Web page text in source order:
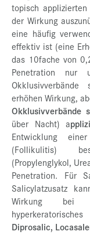
topisch
der Wirkung
eine häufig
effektiv ist (eine
das 10fache von
Penetration
erhöhen Wirkung,
Okklusivverbände
über Nacht) a
Entwicklung
(Follikulitis)
(Propylenglykol,
Penetration. Für
Salicylatzusatz
Wirkung bei
Diprosalic,